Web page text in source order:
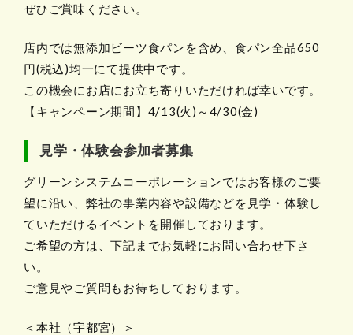
ぜひご賞味ください。
店内では無添加ビーツ食パンを含め、食パン全品650
円(税込)均一にて提供中です。
この機会にお店にお立ち寄りいただければ幸いです。
【キャンペーン期間】4/13(火)～4/30(金)
見学・体験会参加者募集
グリーンシステムコーポレーションではお客様のご要
望に沿い、弊社の事業内容や設備などを見学・体験し
ていただけるイベントを開催しております。
ご希望の方は、下記までお気軽にお問い合わせ下さ
い。
ご意見やご質問もお待ちしております。
＜本社（宇都宮）＞